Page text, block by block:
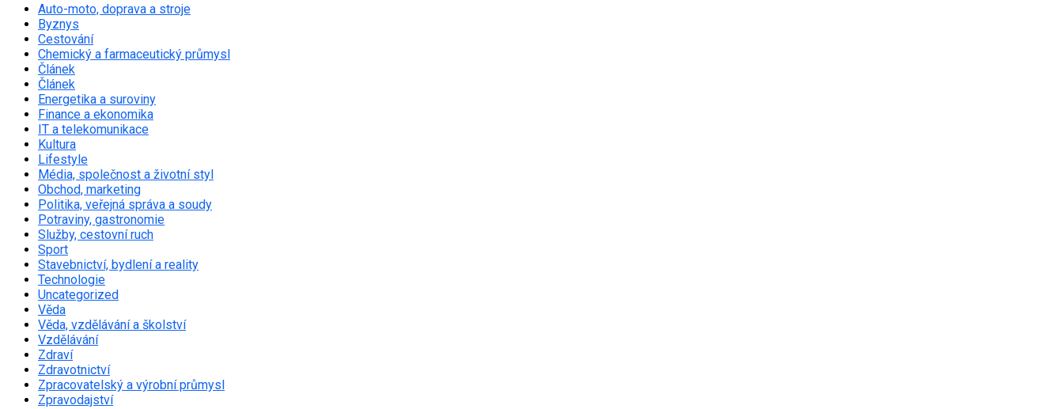
Auto-moto, doprava a stroje
Byznys
Cestování
Chemický a farmaceutický průmysl
Článek
Článek
Energetika a suroviny
Finance a ekonomika
IT a telekomunikace
Kultura
Lifestyle
Média, společnost a životní styl
Obchod, marketing
Politika, veřejná správa a soudy
Potraviny, gastronomie
Služby, cestovní ruch
Sport
Stavebnictví, bydlení a reality
Technologie
Uncategorized
Věda
Věda, vzdělávání a školství
Vzdělávání
Zdraví
Zdravotnictví
Zpracovatelský a výrobní průmysl
Zpravodajství